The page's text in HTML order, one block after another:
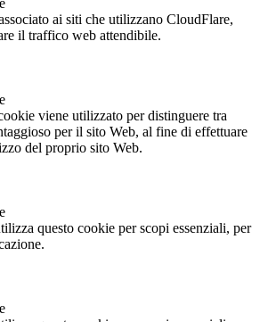
ai siti che utilizzano CloudFlare,
il traffico web attendibile.
viene utilizzato per distinguere tra
per il sito Web, al fine di effettuare
del proprio sito Web.
questo cookie per scopi essenziali, per